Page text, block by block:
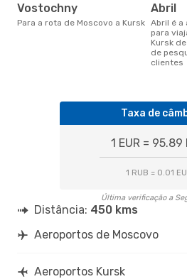
Vostochny
Para a rota de Moscovo a Kursk
abril
abril é a altura mais concorrida
para
Kursk
de
clientes
Taxa de
1 EUR = 95.89
1 RUB = 0.01
Última verificação a
Distância: 450 kms
Aeroportos de Moscovo
Aeroportos Kursk